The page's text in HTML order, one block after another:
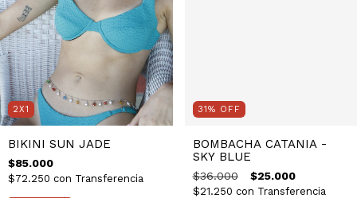
2X1
BIKINI SUN JADE
$85.000
$72.250 con Transferencia
31% OFF
BOMBACHA CATANIA -
SKY BLUE
$36.000 $25.000
$21.250 con Transferencia